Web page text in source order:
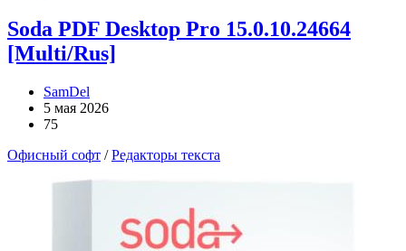
Soda PDF Desktop Pro 15.0.10.24664
[Multi/Rus]
SamDel
5 мая 2026
75
Офисный софт /Редакторы текста